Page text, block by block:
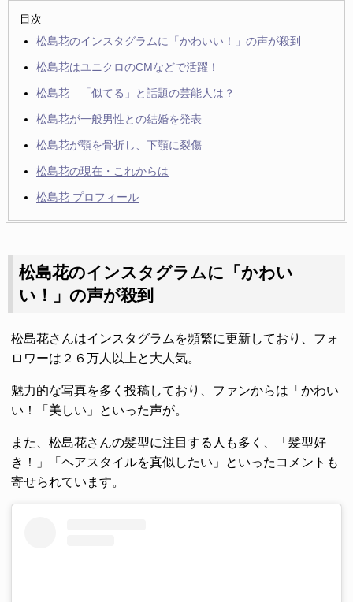
目次
松島花のインスタグラムに「かわいい！」の声が殺到
松島花はユニクロのCMなどで活躍！
松島花 「似てる」と話題の芸能人は？
松島花が一般男性との結婚を発表
松島花が顎を骨折し、下顎に裂傷
松島花の現在・これからは
松島花 プロフィール
松島花のインスタグラムに「かわい
い！」の声が殺到
松島花さんはインスタグラムを頻繁に更新しており、フォ
ロワーは２６万人以上と大人気。
魅力的な写真を多く投稿しており、ファンからは「かわい
い！「美しい」といった声が。
また、松島花さんの髪型に注目する人も多く、「髪型好
き！」「ヘアスタイルを真似したい」といったコメントも
寄せられています。